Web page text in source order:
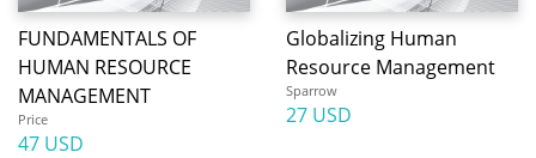
FUNDAMENTALS OF
HUMAN RESOURCE
MANAGEMENT
Price
47 USD
Globalizing Human
Resource Management
Sparrow
27 USD